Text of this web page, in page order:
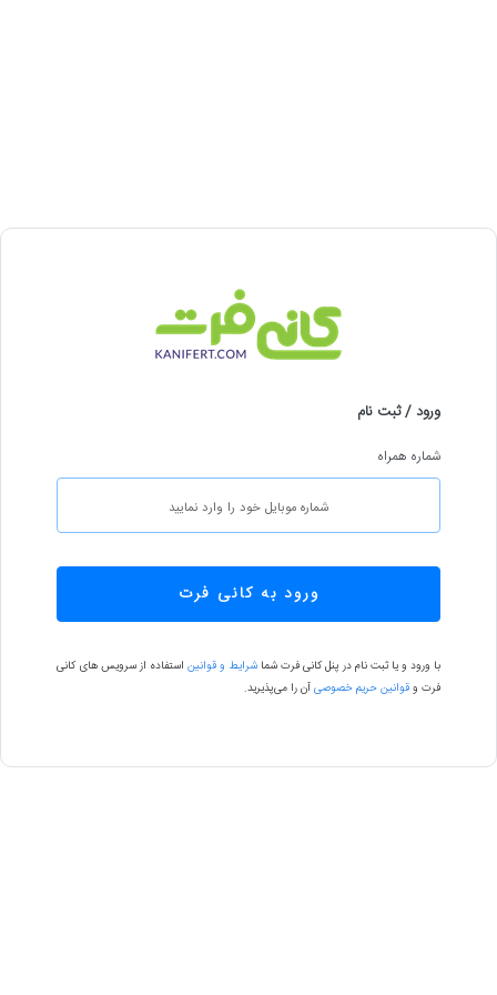
ورود / ثبت نام
شماره همراه
ورود به کانی فرت
با ورود و یا ثبت نام در پنل کانی فرت شما شرایط و قوانین استفاده از سرویس های کانی
فرت وقوانین حریم خصوصیآن را می‌پذیرید.